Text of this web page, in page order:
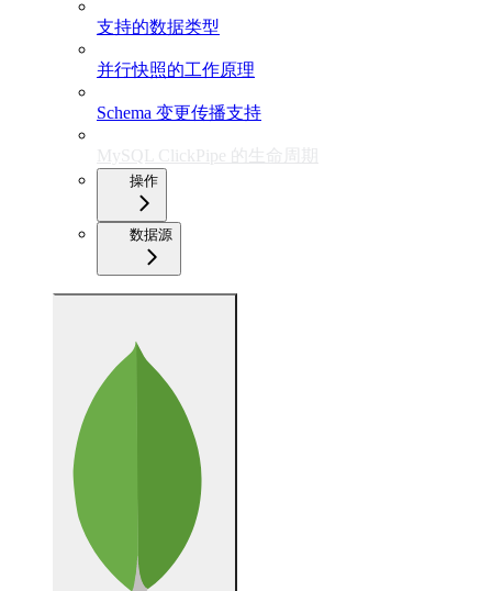
支持的数据类型
并行快照的工作原理
Schema 变更传播支持
MySQL ClickPipe 的生命周期
操作
数据源